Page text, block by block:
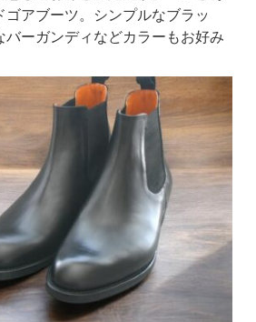
アブーツ。シンプルなブラッ
バーガンディなどカラーもお好み